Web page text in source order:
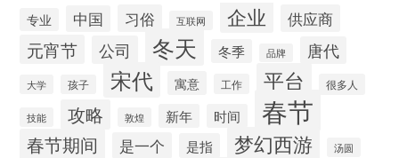
专业 中国 习俗 互联网 企业 供应商
元宵节 公司 冬天 冬季 品牌 唐代
大学 孩子 宋代 寓意 工作 平台 很多人
技能 攻略 敦煌 新年 时间 春节
春节期间 是一个 是指 梦幻西游 汤圆